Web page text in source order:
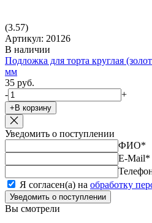
(3.57)
Артикул: 20126
В наличии
Подложка для торта круглая
мм
35 руб.
-
+
+В корзину
Уведомить о поступлении
ФИО*
E-Mail*
Я согласен(а) на обработку
Уведомить о поступлении
Вы смотрели